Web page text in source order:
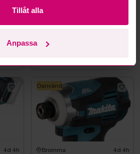
Tillåt alla
AnpassaMutterdragare Milwaukee
4d 4h Bromma 4d 4h
Oanvänd